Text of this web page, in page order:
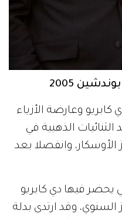
2005
دي كابريو وعارضة الأزياء
الذهبية في
الأوسكار، وانفصلا بعد
يحضر فيها دي كابريو
وقد ارتدى بدلة